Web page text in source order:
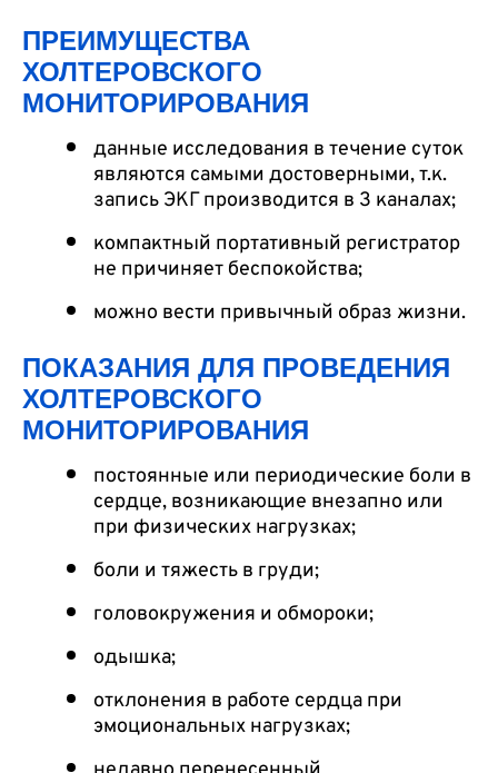
ПРЕИМУЩЕСТВА
ХОЛТЕРОВСКОГО
МОНИТОРИРОВАНИЯ
данные исследования в течение суток
являются самыми достоверными, т.к.
запись ЭКГ производится в 3 каналах;
компактный портативный регистратор
не причиняет беспокойства;
можно вести привычный образ жизни.
ПОКАЗАНИЯ ДЛЯ ПРОВЕДЕНИЯ
ХОЛТЕРОВСКОГО
МОНИТОРИРОВАНИЯ
постоянные или периодические боли в
сердце, возникающие внезапно или
при физических нагрузках;
боли и тяжесть в груди;
головокружения и обмороки;
одышка;
отклонения в работе сердца при
эмоциональных нагрузках;